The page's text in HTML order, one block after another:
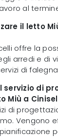
al
il letto
offre la
arredi e di
di
di
Miù a
di
Vengono